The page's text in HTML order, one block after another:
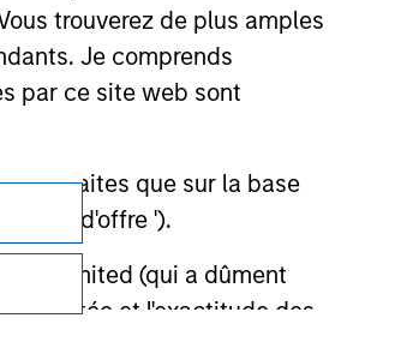
trouverez de plus amples
Je comprends
par ce site web sont
être faites que sur la base
d'offre ').
Limited (qui a dûment
la portée et l'exactitude des